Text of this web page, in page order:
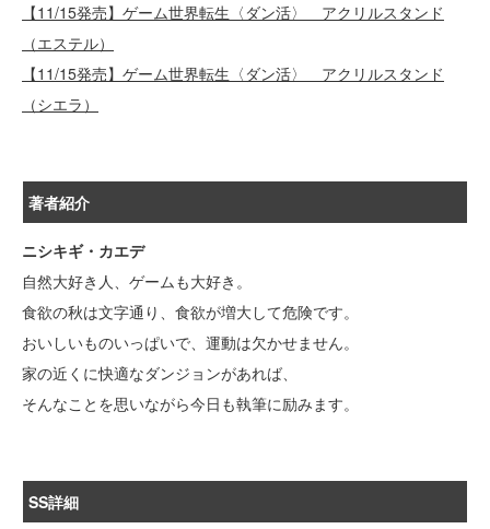
【11/15発売】ゲーム世界転生〈ダン活〉 アクリルスタンド
（エステル）
【11/15発売】ゲーム世界転生〈ダン活〉 アクリルスタンド
（シエラ）
著者紹介
ニシキギ・カエデ
自然大好き人、ゲームも大好き。
食欲の秋は文字通り、食欲が増大して危険です。
おいしいものいっぱいで、運動は欠かせません。
家の近くに快適なダンジョンがあれば、
そんなことを思いながら今日も執筆に励みます。
SS詳細